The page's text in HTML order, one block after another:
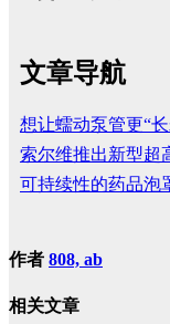
文章导航
想让蠕动泵管更“
索尔维推出新型超
可持续性的药品泡
作者 808, ab
相关文章